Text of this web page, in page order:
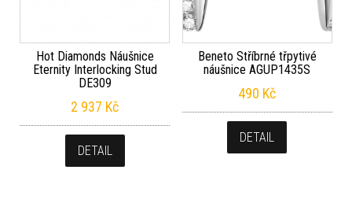
Hot Diamonds Náušnice
Eternity Interlocking Stud
DE309
2 937 Kč
DETAIL
Beneto Stříbrné třpytivé
náušnice AGUP1435S
490 Kč
DETAIL